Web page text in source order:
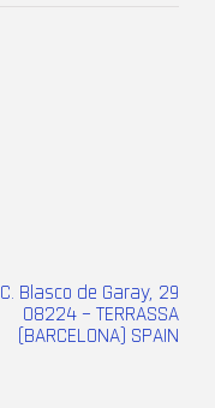
C. Blasco de Garay, 29
08224 – TERRASSA
(BARCELONA) SPAIN